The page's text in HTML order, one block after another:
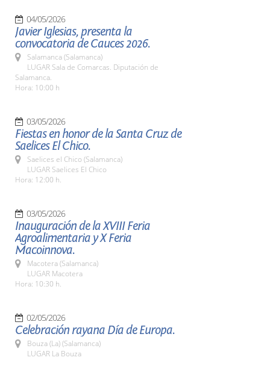
04/05/2026
Javier Iglesias, presenta la
convocatoria de Cauces 2026.
Salamanca (Salamanca)
LUGAR Sala de Comarcas. Diputación de
Salamanca.
Hora: 10:00 h
03/05/2026
Fiestas en honor de la Santa Cruz de
Saelices El Chico.
Saelices el Chico (Salamanca)
LUGAR Saelices El Chico
Hora: 12:00 h.
03/05/2026
Inauguración de la XVIII Feria
Agroalimentaria y X Feria
Macoinnova.
Macotera (Salamanca)
LUGAR Macotera
Hora: 10:30 h.
02/05/2026
Celebración rayana Día de Europa.
Bouza (La) (Salamanca)
LUGAR La Bouza